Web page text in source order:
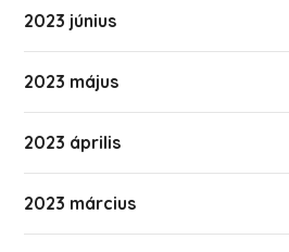
2023 június
2023 május
2023 április
2023 március